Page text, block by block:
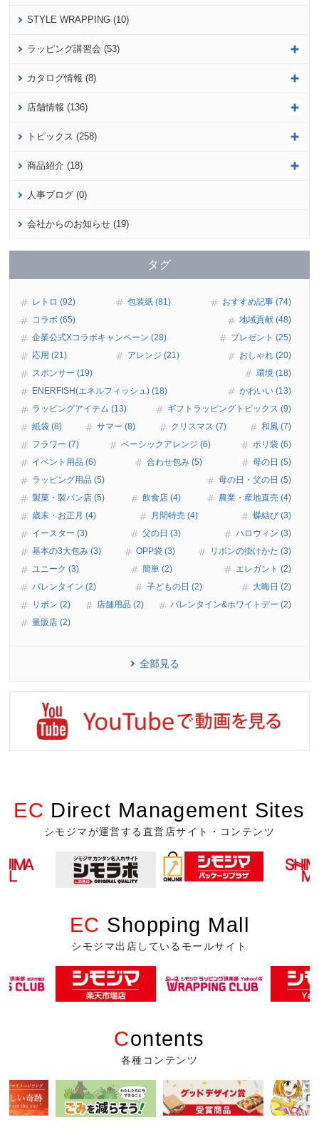
STYLE WRAPPING (10)
ラッピング講習会 (53)
カタログ情報 (8)
店舗情報 (136)
トピックス (258)
商品紹介 (18)
人事ブログ (0)
会社からのお知らせ (19)
タグ
レトロ (92) 包装紙 (81)
おすすめ記事 (74)
コラボ (65)
地域貢献 (48)
企業公式Xコラボキャンペーン (28)
プレゼント (25)
応用 (21)
アレンジ (21)
おしゃれ (20)
スポンサー (19)
環境 (18)
ENERFISH(エネルフィッシュ) (18)
かわいい (13)
ラッピングアイテム (13)
ギフトラッピングトピックス (9)
紙袋 (8)
サマー (8) クリスマス (7)
和風 (7)
フラワー (7)
ベーシックアレンジ (6)
ポリ袋 (6)
イベント用品 (6)
合わせ包み (5)
母の日 (5)
ラッピング用品 (5)
母の日・父の日 (5)
製菓・製パン店 (5)
飲食店 (4)
農業・産地直売 (4)
歳末・お正月 (4)
月間特売 (4)
蝶結び (3)
イースター (3)
父の日 (3)
ハロウィン (3)
基本の3大包み (3)
OPP袋 (3)
リボンの掛けかた (3)
ユニーク (3)
簡単 (2)
エレガント (2)
バレンタイン (2)
子どもの日 (2)
大晦日 (2)
リボン (2)
店舗用品 (2)
バレンタイン&ホワイトデー (2)
量販店 (2)
全部見る
EC Direct Management Sites
シモジマが運営する直営店サイト・コンテンツ
EC Shopping Mall
シモジマ出店しているモールサイト
Contents
各種コンテンツ